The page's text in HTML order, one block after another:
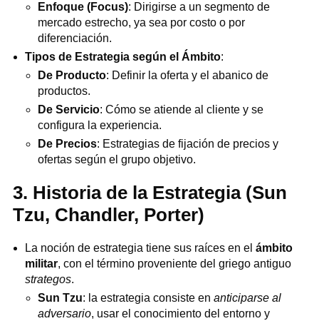
Enfoque (Focus): Dirigirse a un segmento de
mercado estrecho, ya sea por costo o por
diferenciación.
Tipos de Estrategia según el Ámbito:
De Producto: Definir la oferta y el abanico de
productos.
De Servicio: Cómo se atiende al cliente y se
configura la experiencia.
De Precios: Estrategias de fijación de precios y
ofertas según el grupo objetivo.
3. Historia de la Estrategia (Sun
Tzu, Chandler, Porter)
La noción de estrategia tiene sus raíces en elámbito
militar, con el término proveniente del griego antiguo
strategos.
Sun Tzu: la estrategia consiste en anticiparse al
adversario, usar el conocimiento del entorno y